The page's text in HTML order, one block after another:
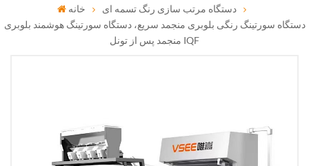
خانه
دستگاه مرتب سازی رنگ تسمه ای
دستگاه سورتینگ رنگی بلوبری منجمد سریع، دستگاه سورتینگ هوشمند بلوبری
منجمد پس از تونل IQF